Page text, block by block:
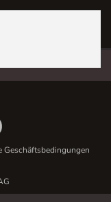
Geschäftsbedingungen